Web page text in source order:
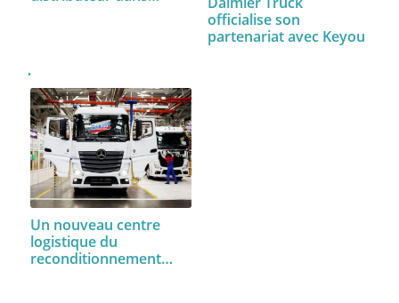
officialise son
partenariat avec Keyou
Un nouveau centre
logistique du
reconditionnement…